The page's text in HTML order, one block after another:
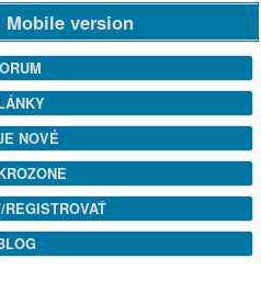
Mobile version
NOVÉ